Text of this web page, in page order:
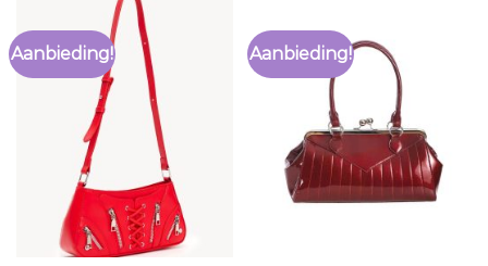
Aanbieding! Aanbieding!